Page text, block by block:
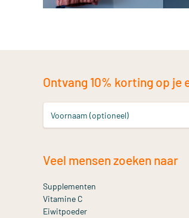
Ontvang 10% korting op
Voornaam (optioneel)
Veel mensen zoeken naar
Supplementen
Vitamine C
Eiwitpoeder